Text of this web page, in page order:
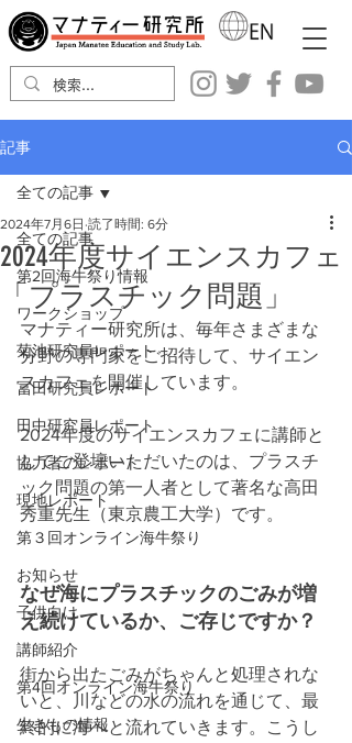
記事
全ての記事
第2回海牛祭り情報
ワークショップ
菊池研究員レポート
冨田研究員レポート
田中研究員レポート
協力者のレポート
現地レポート
第３回オンライン海牛祭り
お知らせ
子供向け
講師紹介
第4回オンライン海牛祭り
生きもの情報
全ての記事
2024年度サイエンスカフェ
「プラスチック問題」
2024年7月6日 読了時間: 6分
マナティー研究所は、毎年さまざまな
分野の専門家をご招待して、サイエン
スカフェを開催しています。
2024年度のサイエンスカフェに講師と
してご登壇いただいたのは、プラスチ
ック問題の第一人者として著名な高田
秀重先生（東京農工大学）です。
なぜ海にプラスチックのごみが増
え続けているか、ご存じですか？
街から出たごみがちゃんと処理されな
いと、川などの水の流れを通じて、最
終的に海へと流れていきます。こうし